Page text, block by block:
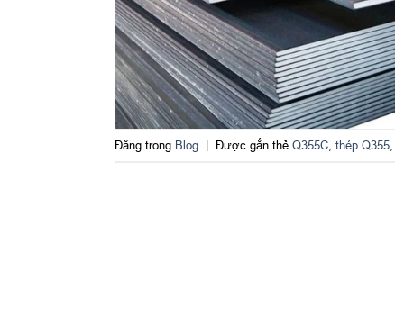
Đăng trong Blog | Được gắn thẻ Q355C thép Q355